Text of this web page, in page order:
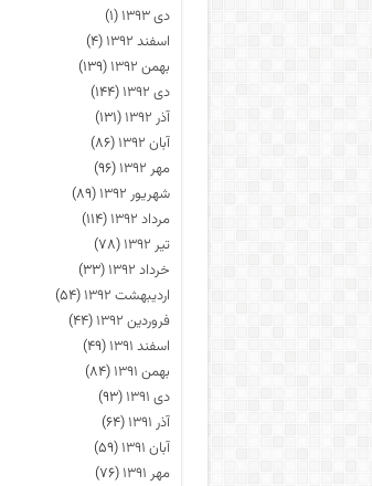
دی ۱۳۹۳
(۱)
اسفند ۱۳۹۲
(۴)
بهمن ۱۳۹۲
(۱۳۹)
دی ۱۳۹۲
(۱۴۴)
آذر ۱۳۹۲
(۱۳۱)
آبان ۱۳۹۲
(۸۶)
مهر ۱۳۹۲
(۹۶)
شهریور ۱۳۹۲
(۸۹)
مرداد ۱۳۹۲
(۱۱۴)
تیر ۱۳۹۲
(۷۸)
خرداد ۱۳۹۲
(۳۳)
اردیبهشت ۱۳۹۲
(۵۴)
فروردین ۱۳۹۲
(۴۴)
اسفند ۱۳۹۱
(۴۹)
بهمن ۱۳۹۱
(۸۴)
دی ۱۳۹۱
(۹۳)
آذر ۱۳۹۱
(۶۴)
آبان ۱۳۹۱
(۵۹)
مهر ۱۳۹۱
(۷۶)